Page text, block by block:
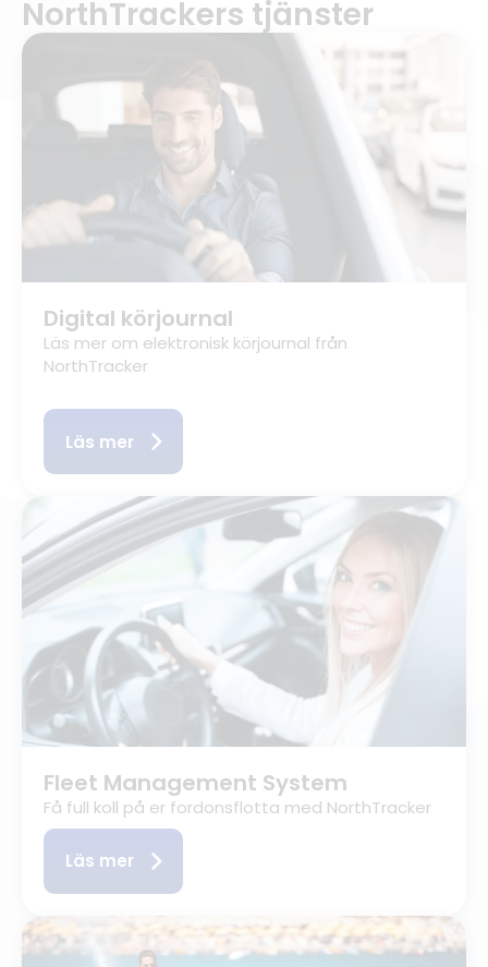
NorthTrackers tjänster
Digital körjournal
Läs mer om elektronisk körjournal från
NorthTracker
Läs mer
Fleet Management System
Få full koll på er fordonsflotta med NorthTracker
Läs mer